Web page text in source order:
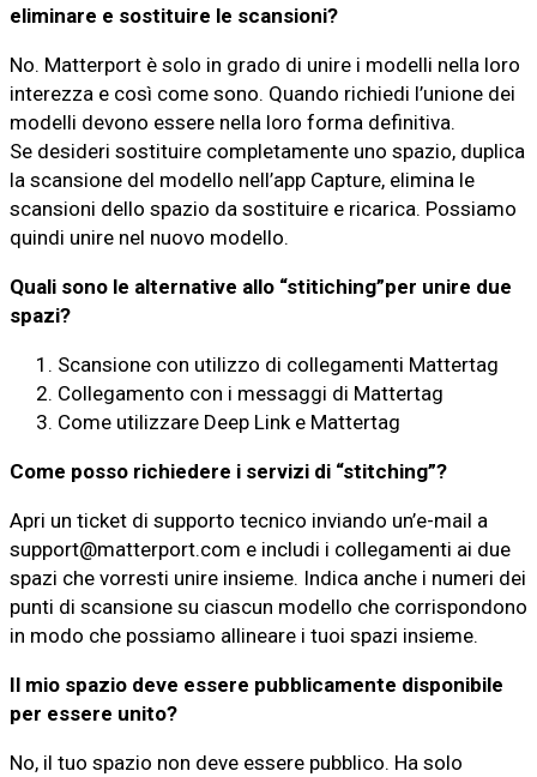
eliminare e sostituire le scansioni?
No. Matterport è solo in grado di unire i modelli nella loro
interezza e così come sono. Quando richiedi l’unione dei
modelli devono essere nella loro forma definitiva.
Se desideri sostituire completamente uno spazio, duplica
la scansione del modello nell’app Capture, elimina le
scansioni dello spazio da sostituire e ricarica. Possiamo
quindi unire nel nuovo modello.
Quali sono le alternative allo “stitiching”per unire due
spazi?
Scansione con utilizzo di collegamenti Mattertag
Collegamento con i messaggi di Mattertag
Come utilizzare Deep Link e Mattertag
Come posso richiedere i servizi di “stitching”?
Apri un ticket di supporto tecnico inviando un’e-mail a
support@matterport.com e includi i collegamenti ai due
spazi che vorresti unire insieme. Indica anche i numeri dei
punti di scansione su ciascun modello che corrispondono
in modo che possiamo allineare i tuoi spazi insieme.
Il mio spazio deve essere pubblicamente disponibile
per essere unito?
No, il tuo spazio non deve essere pubblico. Ha solo